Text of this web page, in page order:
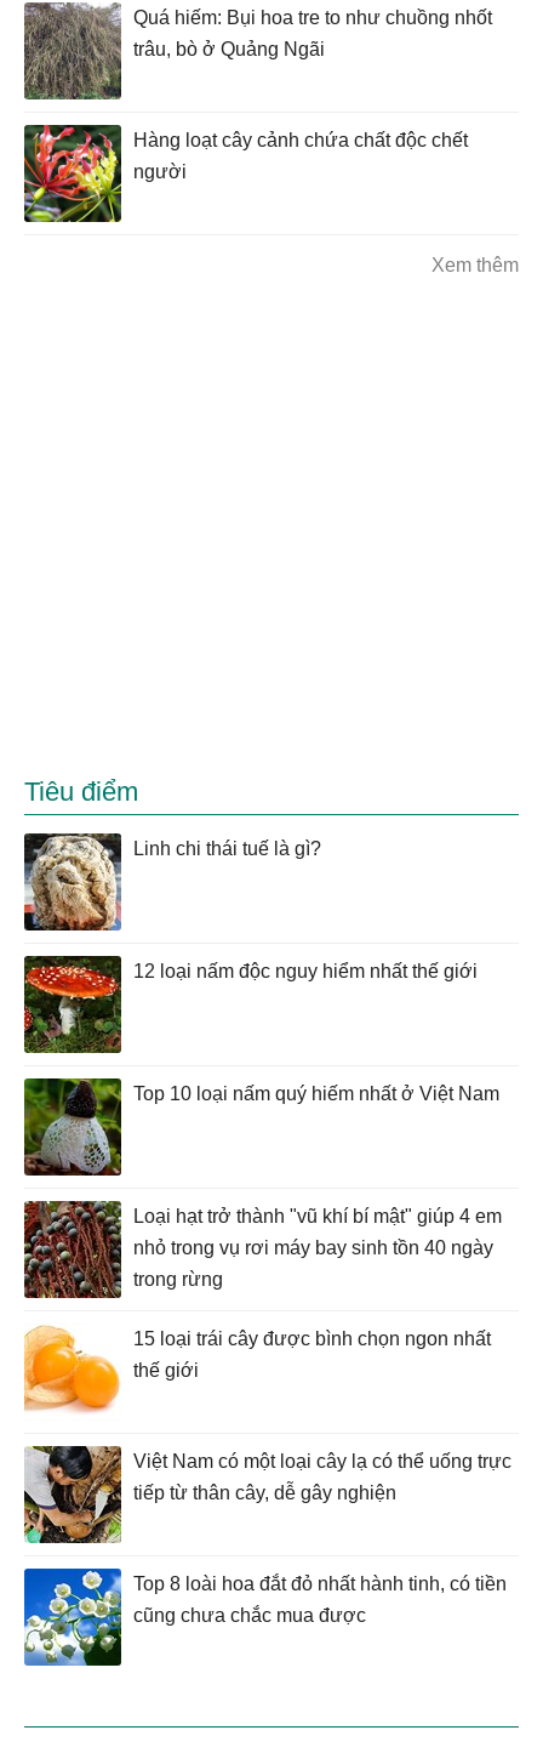
Quá hiếm: Bụi hoa tre to như chuồng nhốt
trâu, bò ở Quảng Ngãi
Hàng loạt cây cảnh chứa chất độc chết
người
Xem thêm
Tiêu điểm
Linh chi thái tuế là gì?
12 loại nấm độc nguy hiểm nhất thế giới
Top 10 loại nấm quý hiếm nhất ở Việt Nam
Loại hạt trở thành "vũ khí bí mật" giúp 4 em
nhỏ trong vụ rơi máy bay sinh tồn 40 ngày
trong rừng
15 loại trái cây được bình chọn ngon nhất
thế giới
Việt Nam có một loại cây lạ có thể uống trực
tiếp từ thân cây, dễ gây nghiện
Top 8 loài hoa đắt đỏ nhất hành tinh, có tiền
cũng chưa chắc mua được